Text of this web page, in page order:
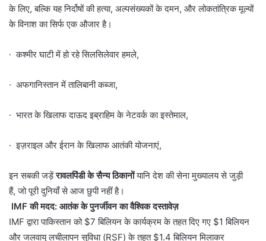
के लिए, बल्कि यह निर्दोषों की हत्या, अल्पसंख्यकों के दमन, और लोकतांत्रिक मूल्यों
के विनाश का सिर्फ एक औजार है।
· कश्मीर घाटी में हो रहे सिलसिलेवार हमले,
· अफगानिस्तान में तालिबानी कब्जा,
· भारत के खिलाफ दाऊद इब्राहिम के नेटवर्क का इस्तेमाल,
· इज़राइल और ईरान के खिलाफ आतंकी योजनाएं,
इन सबकी जड़ेंरावलपिंडी के सैन्य ठिकानोंयानि देश की सेना मुख्यालय से जुड़ी
हैं, जो पूरी दुनियाँ से आज छुपी नहीं है।
IMF की मदद: आतंक के पुनर्जीवन का वैश्विक दस्तावेज़
IMF द्वारा पाकिस्तान को $7 बिलियन के कार्यक्रम के तहत दिए गए $1 बिलियन
और जलवायु लचीलापन सुविधा (RSF) के तहत $1.4 बिलियन मिलाकर